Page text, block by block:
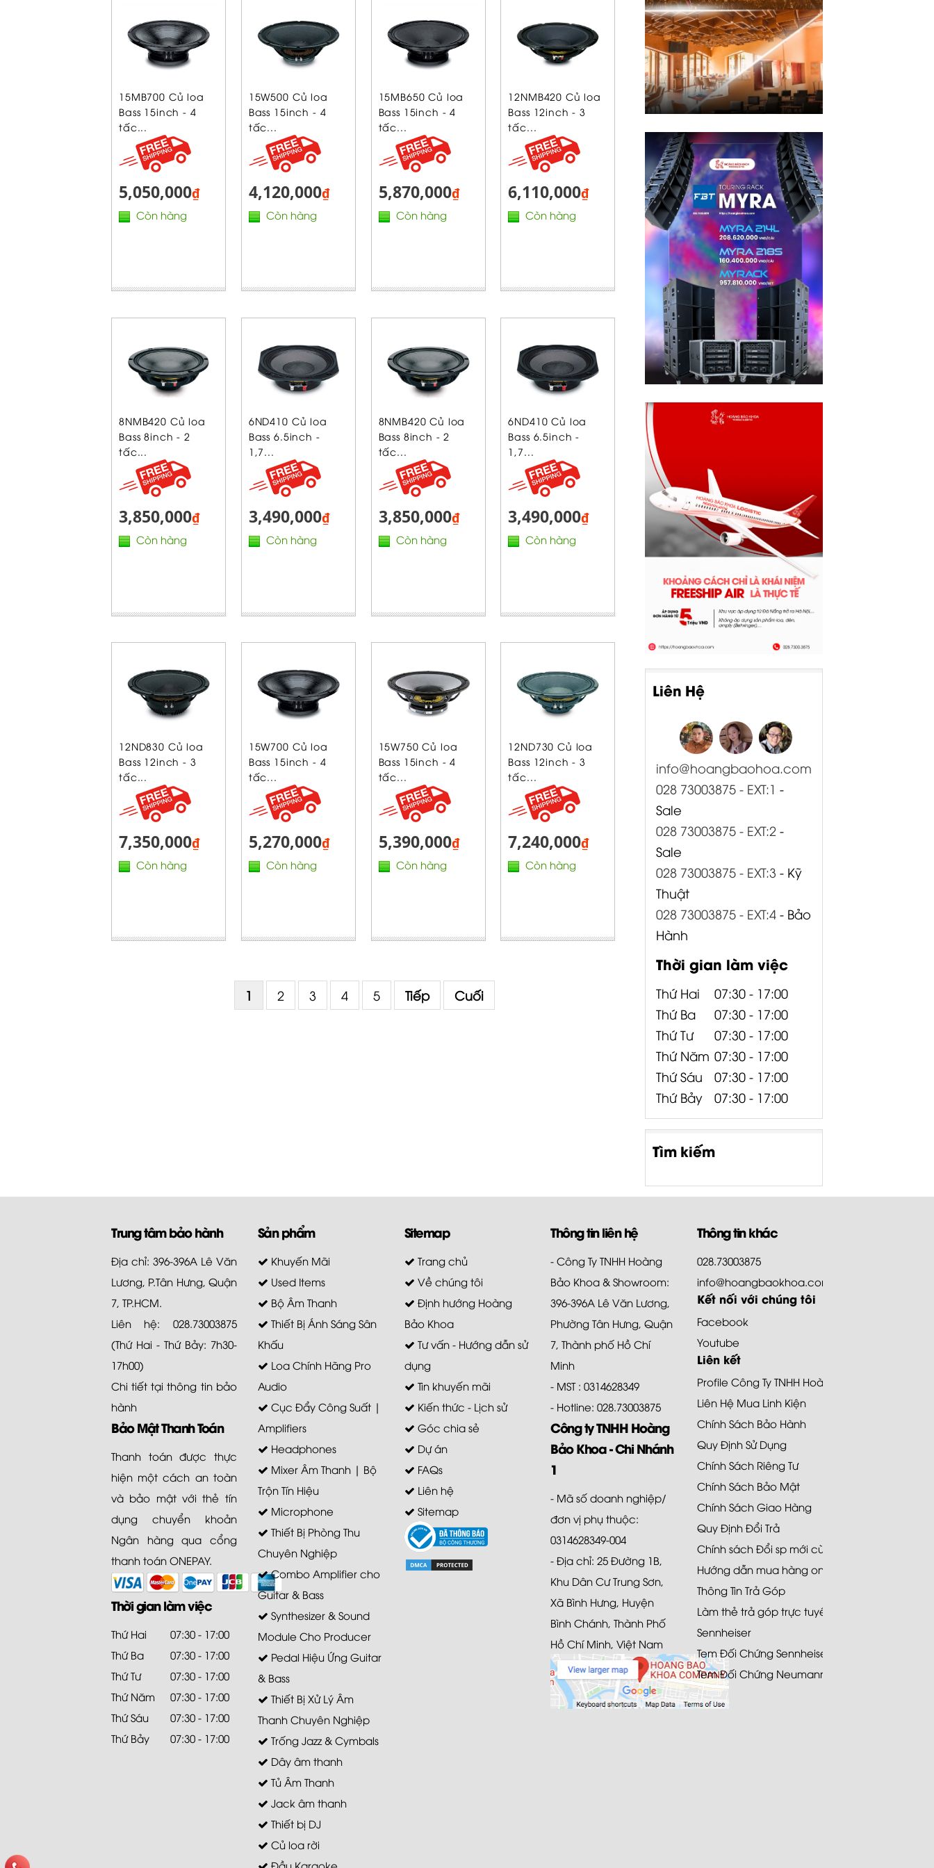
15MB700 Củ loa
Bass 15inch - 4
tấc...
5,050,000₫
Còn hàng
15W500 Củ loa
Bass 15inch - 4
tấc...
4,120,000₫
Còn hàng
15MB650 Củ loa
Bass 15inch - 4
tấc...
5,870,000₫
Còn hàng
12NMB420 Củ loa
Bass 12inch - 3
tấc...
6,110,000₫
Còn hàng
8NMB420 Củ loa
Bass 8inch - 2
tấc...
3,850,000₫
Còn hàng
6ND410 Củ loa
Bass 6.5inch -
1,7...
3,490,000₫
Còn hàng
8NMB420 Củ loa
Bass 8inch - 2
tấc...
3,850,000₫
Còn hàng
6ND410 Củ loa
Bass 6.5inch -
1,7...
3,490,000₫
Còn hàng
12ND830 Củ loa
Bass 12inch - 3
tấc...
7,350,000₫
Còn hàng
15W700 Củ loa
Bass 15inch - 4
tấc...
5,270,000₫
Còn hàng
15W750 Củ loa
Bass 15inch - 4
tấc...
5,390,000₫
Còn hàng
12ND730 Củ loa
Bass 12inch - 3
tấc...
7,240,000₫
Còn hàng
1 2 3 4 5 Tiếp Cuối
Liên Hệ
info@hoangbaohoa.com
028 73003875 - EXT:1 -
Sale
028 73003875 - EXT:2 -
Sale
028 73003875 - EXT:3 - Kỹ
Thuật
028 73003875 - EXT:4 - Bảo
Hành
Thời gian làm việc
Thứ Hai
07:30 - 17:00
Thứ Ba
07:30 - 17:00
Thứ Tư
07:30 - 17:00
Thứ Năm 07:30 - 17:00
Thứ Sáu
07:30 - 17:00
Thứ Bảy
07:30 - 17:00
Tìm kiếm
Trung tâm bảo hành
Địa chỉ: 396-396A Lê Văn
Lương, P.Tân Hưng, Quận
7, TP.HCM.
Liên hệ: 028.73003875
(Thứ Hai - Thứ Bảy: 7h30-
17h00)
Chi tiết tạithông tin bảo
hành
Bảo Mật Thanh Toán
Thanh toán được thực
hiện một cách an toàn
và bảo mật với thẻ tín
dụng chuyển khoản
Ngân hàng qua cổng
thanh toán ONEPAY.
Thời gian làm việc
Thứ Hai
07:30 - 17:00
Thứ Ba
07:30 - 17:00
Thứ Tư
07:30 - 17:00
Thứ Năm
07:30 - 17:00
Thứ Sáu
07:30 - 17:00
Thứ Bảy
07:30 - 17:00
Sản phẩm
Khuyến Mãi
Used Items
Bộ Âm Thanh
Thiết Bị Ánh Sáng Sân
Khấu
Loa Chính Hãng Pro
Audio
Cục Đẩy Công Suất |
Amplifiers
Headphones
Mixer Âm Thanh | Bộ
Trộn Tín Hiệu
Microphone
Thiết Bị Phòng Thu
Chuyên Nghiệp
Combo Amplifier cho
Guitar & Bass
Synthesizer & Sound
Module Cho Producer
Pedal Hiệu Ứng Guitar
& Bass
Thiết Bị Xử Lý Âm
Thanh Chuyên Nghiệp
Trống Jazz & Cymbals
Dây âm thanh
Tủ Âm Thanh
Jack âm thanh
Thiết bị DJ
Củ loa rời
Đầu Karaoke
Sitemap
Trang chủ
Về chúng tôi
Định hướng Hoàng
Bảo Khoa
Tư vấn - Hướng dẫn sử
dụng
Tin khuyến mãi
Kiến thức - Lịch sử
Góc chia sẻ
Dự án
FAQs
Liên hệ
Sitemap
Thông tin liên hệ
- Công Ty TNHH Hoàng
Bảo Khoa & Showroom:
396-396A Lê Văn Lương,
Phường Tân Hưng, Quận
7, Thành phố Hồ Chí
Minh
- MST : 0314628349
- Hotline: 028.73003875
Công ty TNHH Hoàng
Bảo Khoa - Chi Nhánh
1
- Mã số doanh nghiệp/
đơn vị phụ thuộc:
0314628349-004
- Địa chỉ: 25 Đường 1B,
Khu Dân Cư Trung Sơn,
Xã Bình Hưng, Huyện
Bình Chánh, Thành Phố
Hồ Chí Minh, Việt Nam
Thông tin khác
028.73003875
info@hoangbaokhoa.com
Kết nối với chúng tôi
Facebook
Youtube
Liên kết
Profile Công Ty TNHH Hoàng Bảo Khoa
Liên Hệ Mua Linh Kiện
Chính Sách Bảo Hành
Quy Định Sử Dụng
Chính Sách Riêng Tư
Chính Sách Bảo Mật
Chính Sách Giao Hàng
Quy Định Đổi Trả
Chính sách Đổi sp mới cùng loại 48H
Hướng dẫn mua hàng online
Thông Tin Trả Góp
Làm thẻ trả góp trực tuyến
Sennheiser
Tem Đối Chứng Sennheiser
Tem Đối Chứng Neumann